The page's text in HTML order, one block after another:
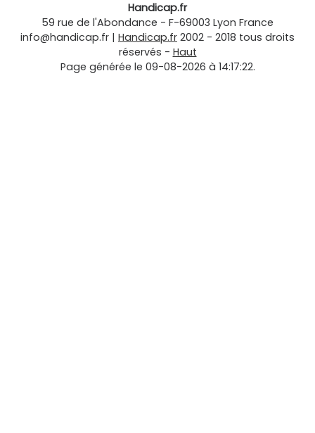
Handicap.fr
59 rue de l'Abondance - F-69003 Lyon France
info@handicap.fr | Handicap.fr 2002 - 2018 tous droits
réservés - Haut
Page générée le 09-08-2026 à 14:17:22.